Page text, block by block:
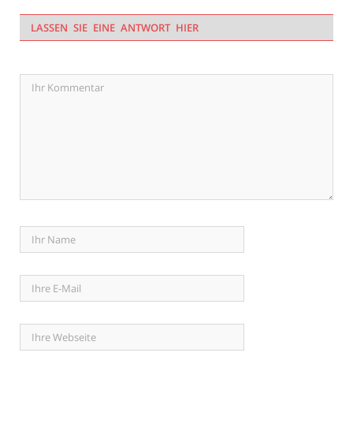
LASSEN SIE EINE ANTWORT HIER